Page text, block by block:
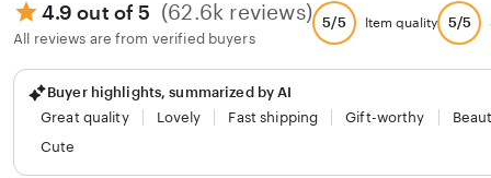
4.9 out of 5 (62.6k reviews)
All reviews are from verified buyers
5/5 Item quality 5/5
Buyer highlights, summarized by AI
Great quality
Lovely Fast shipping Gift-worthy
Cute